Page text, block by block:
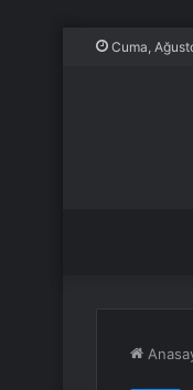
Cuma,